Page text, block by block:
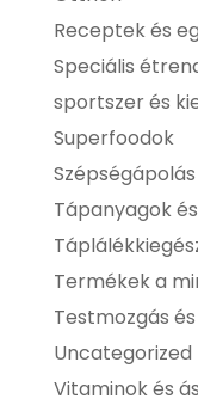
Receptek és
Speciális
sportszer és
Superfoodok
Szépségápolás
Tápanyagok
Termékek a
Testmozgás
Uncategorized
Vitaminok és